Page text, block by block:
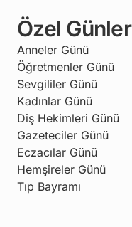
Özel Günler
Anneler Günü
Öğretmenler Günü
Sevgililer Günü
Kadınlar Günü
Diş Hekimleri Günü
Gazeteciler Günü
Eczacılar Günü
Hemşireler Günü
Tıp Bayramı